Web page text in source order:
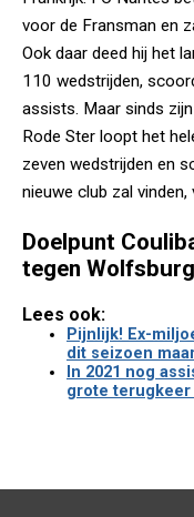
voor de Fransman en
Ook daar deed hij het
110 wedstrijden,
assists. Maar sinds
Rode Ster loopt het
zeven wedstrijden en
nieuwe club zal
Doelpunt
tegen Wolfsburg
Lees ook:
Pijnlijk! Ex-
dit seizoen
In 2021 nog
grote terugkeer